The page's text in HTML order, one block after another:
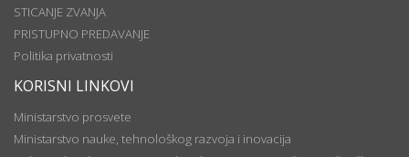
STICANJE ZVANJA
PRISTUPNO PREDAVANJE
Politika privatnosti
KORISNI LINKOVI
Ministarstvo prosvete
Ministarstvo nauke, tehnološkog razvoja i inovacija